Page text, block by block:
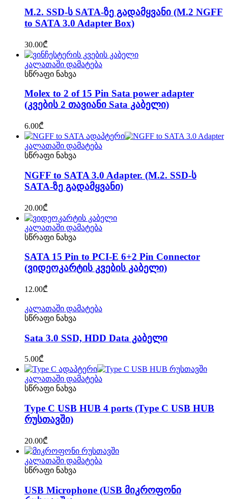
M.2. SSD-ს SATA-ზე გადამყვანი (M.2 NGFF
to SATA 3.0 Adapter Box)
30.00₾
კალათაში დამატება
სწრაფი ნახვა
Molex to 2 of 15 Pin Sata power adapter
(კვების 2 თავიანი Sata კაბელი)
6.00₾
კალათაში დამატება
სწრაფი ნახვა
NGFF to SATA 3.0 Adapter. (M.2. SSD-ს
SATA-ზე გადამყვანი)
20.00₾
კალათაში დამატება
სწრაფი ნახვა
SATA 15 Pin to PCI-E 6+2 Pin Connector
(ვიდეოკარტის კვების კაბელი)
12.00₾
კალათაში დამატება
სწრაფი ნახვა
Sata 3.0 SSD, HDD Data კაბელი
5.00₾
კალათაში დამატება
სწრაფი ნახვა
Type C USB HUB 4 ports (Type C USB HUB
რუსთავში)
20.00₾
კალათაში დამატება
სწრაფი ნახვა
USB Microphone (USB მიკროფონი